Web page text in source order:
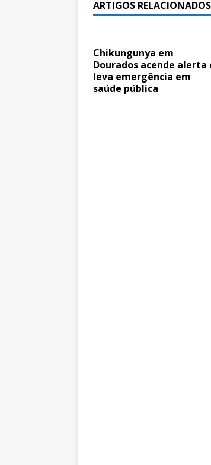
ARTIGOS RELACIONADOS
Chikungunya em
Dourados acende alerta
leva emergência em
saúde pública